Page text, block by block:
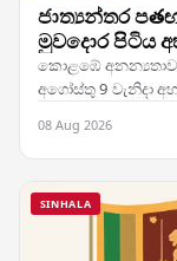
ජාත්‍යන්තර
මුවදොර පිටිය
කොළඹේ
අගෝස්තු 9 වැනිදා
ජාත්‍යන්තර පතඟ
08 Aug 2026
SINHALA